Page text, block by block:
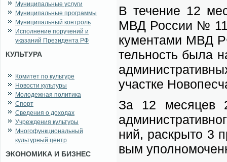
Муниципальные услуги
Муниципальные программы
Муниципальный контроль
Исполнение поручений и
указаний Президента РФ
КУЛЬТУРА
Комитет по культуре
Новости культуры
Молодежная политика
Спорт
Сведения о доходах
Учреждения культуры
Многофункциональный
культурный центр
ЭКОНОМИКА И БИЗНЕС
В те­че­ние 12
МВД Рос­сии №
ку­мен­та­ми МВД
тель­ность бы­ла
участ­ке
За 12 ме­ся­цев
ний, рас­кры­то 3
вым